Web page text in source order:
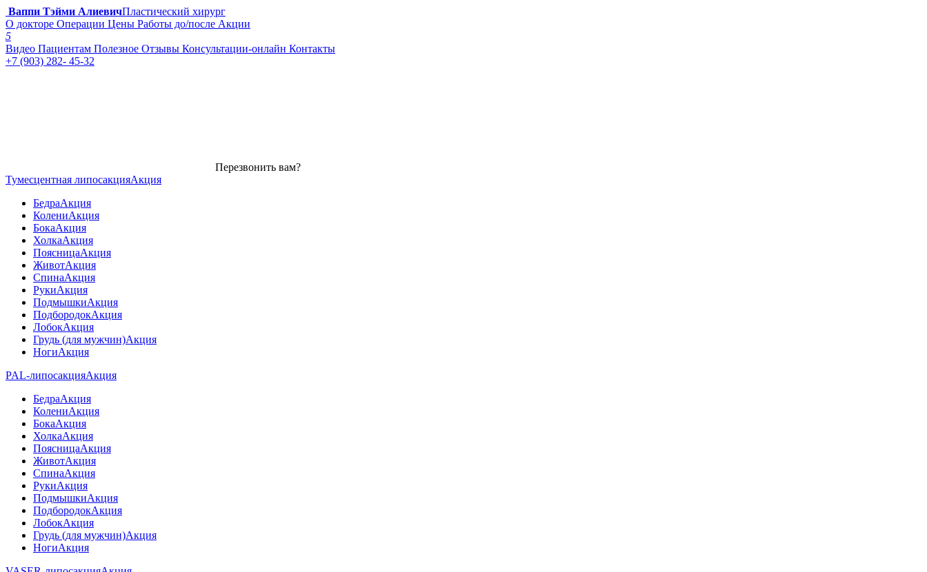
Ваппи Тэйми АлиевичПластический хирург
О докторе Операции Цены Работы до/после Акции
5
Видео Пациентам Полезное Отзывы Консультации-онлайн Контакты
+7 (903) 282- 45-32
Перезвонить вам?
Тумесцентная липосакцияАкция
БедраАкция
КолениАкция
БокаАкция
ХолкаАкция
ПоясницаАкция
ЖивотАкция
СпинаАкция
РукиАкция
ПодмышкиАкция
ПодбородокАкция
ЛобокАкция
Грудь (для мужчин)Акция
НогиАкция
PAL-липосакцияАкция
БедраАкция
КолениАкция
БокаАкция
ХолкаАкция
ПоясницаАкция
ЖивотАкция
СпинаАкция
РукиАкция
ПодмышкиАкция
ПодбородокАкция
ЛобокАкция
Грудь (для мужчин)Акция
НогиАкция